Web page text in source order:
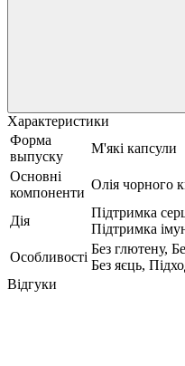
Характеристики
Форма
выпуску
М'які капсули
Основні
компоненти
Олія чорного
Дія
Підтримка
Підтримка
Особливості
Без глютену,
Без яєць,
Відгуки